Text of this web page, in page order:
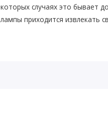
случаях это бывает
приходится извлекать